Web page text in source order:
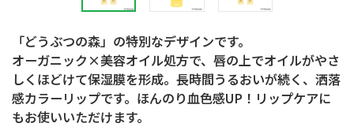
「どうぶつの森」の特別なデザインです。
オーガニック×美容オイル処方で、唇の上でオイルがやさ
しくほどけて保湿膜を形成。長時間うるおいが続く、洒落
感カラーリップです。ほんのり血色感UP！リップケアに
もお使いいただけます。